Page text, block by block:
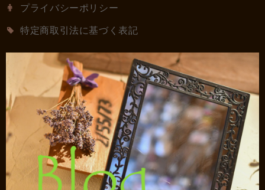
プライバシーポリシー
特定商取引法に基づく表記